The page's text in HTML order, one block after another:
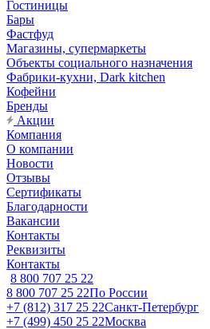
Гостиницы
Бары
Фастфуд
Магазины, супермаркеты
Объекты социального назначения
Фабрики-кухни, Dark kitchen
Кофейни
Бренды
Акции
Компания
О компании
Новости
Отзывы
Сертификаты
Благодарности
Вакансии
Контакты
Реквизиты
Контакты
8 800 707 25 22
8 800 707 25 22По России
+7 (812) 317 25 22Санкт-Петербург
+7 (499) 450 25 22Москва